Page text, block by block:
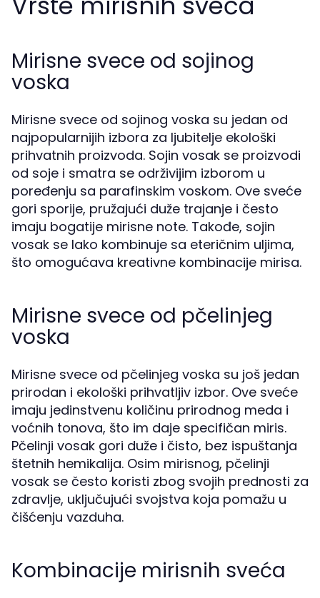
Mirisne svece od sojinog
voska
Mirisne svece od sojinog voska su jedan od
najpopularnijih izbora za ljubitelje ekološki
prihvatnih proizvoda. Sojin vosak se proizvodi
od soje i smatra se održivijim izborom u
poređenju sa parafinskim voskom. Ove sveće
gori sporije, pružajući duže trajanje i često
imaju bogatije mirisne note. Takođe, sojin
vosak se lako kombinuje sa eteričnim uljima,
što omogućava kreativne kombinacije mirisa.
Mirisne svece od pčelinjeg
voska
Mirisne svece od pčelinjeg voska su još jedan
prirodan i ekološki prihvatljiv izbor. Ove sveće
imaju jedinstvenu količinu prirodnog meda i
voćnih tonova, što im daje specifičan miris.
Pčelinji vosak gori duže i čisto, bez ispuštanja
štetnih hemikalija. Osim mirisnog, pčelinji
vosak se često koristi zbog svojih prednosti za
zdravlje, uključujući svojstva koja pomažu u
čišćenju vazduha.
Kombinacije mirisnih sveća